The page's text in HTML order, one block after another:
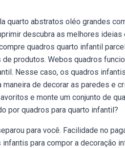
quarto abstratos oléo grandes
descubra as melhores
quadros quarto infantil
produtos. Webos quadros
Nesse caso, os quadros
de decorar as paredes e
e monte um conjunto de
por quadros para quarto infantil?
para você. Facilidade no
para compor a decoração